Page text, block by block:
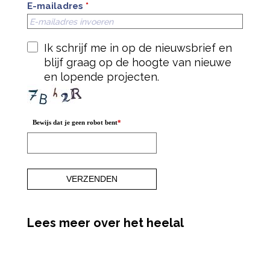
E-mailadres *
Ik schrijf me in op de nieuwsbrief en
blijf graag op de hoogte van nieuwe
en lopende projecten.
Bewijs dat je geen robot bent*
Lees meer over het heelal